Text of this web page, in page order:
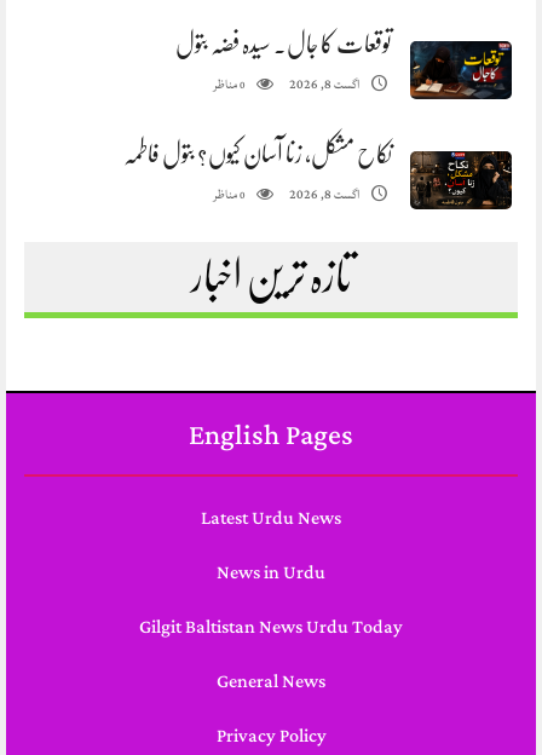
توقعات کا جال. سیدہ فضہ بتول
اگست 8, 2026 0مناظر
نکاح مشکل، زنا آسان کیوں؟ بتول فاطمہ
اگست 8, 2026 0مناظر
تازہ ترین اخبار
English Pages
Latest Urdu News
News in Urdu
Gilgit Baltistan News Urdu Today
General News
Privacy Policy